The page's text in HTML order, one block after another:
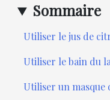
Sommaire
Utiliser le jus de
Utiliser le bain du
Utiliser un masque